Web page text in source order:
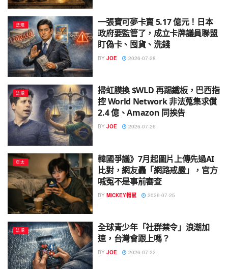
法規
一張寶可夢卡賣 5.17 億元！日本
政府要監管了，成立卡牌議員聯盟
盯偽卡、囤貨、洗錢
BY JOE 2026-07-28
法規
掃虹膜換 $WLD 再踢鐵板，巴西指
控 World Network 非法蒐集求償
2.4 億、Amazon 同挨告
BY JOE 2026-07-26
亞太
韓國爭議》7月起圖片上傳先過AI
比對，網友轟「網路戒嚴」，官方
喊冤不是事前審查
BY MICKEY帽鼠 2026-07-25
法規
全球青少年「社群禁令」浪潮加
速，台灣會跟上嗎？
BY JOE 2026-07-22